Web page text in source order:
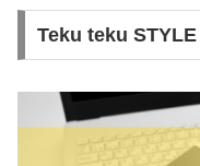
Teku teku STYLE